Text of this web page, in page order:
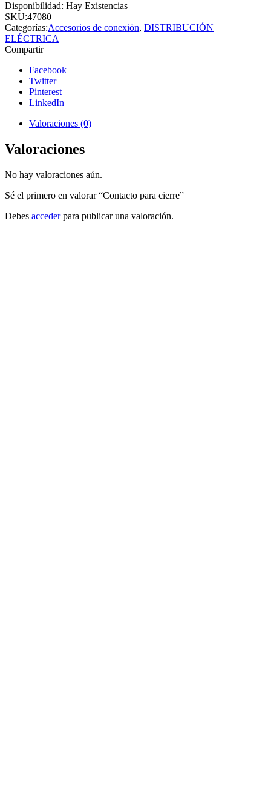
Disponibilidad: Hay Existencias
SKU:47080
Categorías:Accesorios de conexión, DISTRIBUCIÓN
ELÉCTRICA
Compartir
Facebook
Twitter
Pinterest
LinkedIn
Valoraciones (0)
Valoraciones
No hay valoraciones aún.
Sé el primero en valorar “Contacto para cierre”
Debes accederpara publicar una valoración.